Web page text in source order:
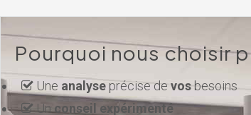
Pourquoi nous choisir
Une analyseprécise de vosbesoins
Unconseil expérimenté